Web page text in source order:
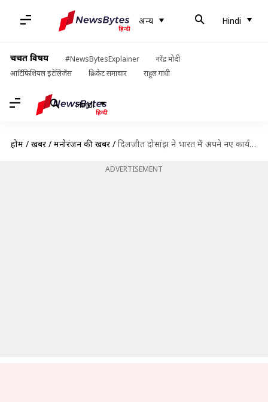
अन्य Hindi
चर्चित विषय #NewsBytesExplainer
नरेंद्र मोदी
आर्टिफिशियल इंटेलिजेंस
क्रिकेट समाचार राहुल गांधी
Hindi
होम / खबरें / मनोरंजन की खबरें / दिलजीत दोसांझ ने भारत में अपने नए कार्यक्रमों का किया ऐलान, जानिए कहां जमाएंगे महफिल
ADVERTISEMENT